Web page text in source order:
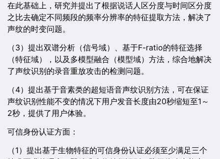
在此基础上，研究并提出了根据说话人区分度与时间区分度
之比去确定不同频段的频率分辨率的特征提取方法，解决了
声纹的时变问题。
（3）提出双谱分析（信号域）、基于F-ratio的特征选择
（特征域），以及多模型融合（模型域）方法，综合地解决
了声纹识别的录音重放攻击的检测问题。
（4）提出基于音素类的超短语音声纹识别方法，可在保证
声纹识别性能不变的情况下用户发音长度由20秒缩短至1～
2秒，提供了用户体验。
可信身份认证方面：
（1）提出基于生物特征的可信身份认证必须至少满足三个